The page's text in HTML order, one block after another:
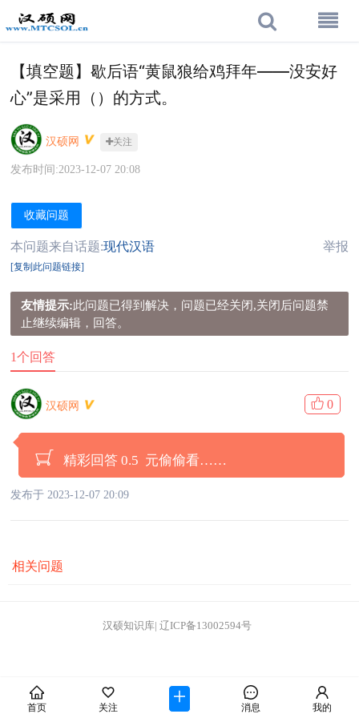
【填空题】歇后语“黄鼠狼给鸡拜年——没安好
心”是采用（）的方式。
汉硕网 关注
发布时间:2023-12-07 20:08
收藏问题
本问题来自话题:现代汉语 举报
[复制此问题链接]
友情提示:此问题已得到解决，问题已经关闭,关闭后问题禁
止继续编辑，回答。
1个回答
汉硕网 0
精彩回答 0.5 元偷偷看……
发布于 2023-12-07 20:09
相关问题
汉硕知识库| 辽ICP备13002594号
首页 关注 消息 我的